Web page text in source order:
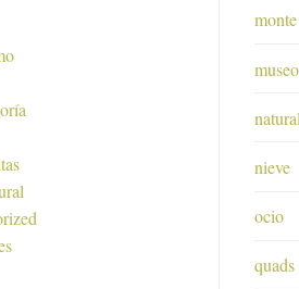
monte
museo
nieve
ocio
quads